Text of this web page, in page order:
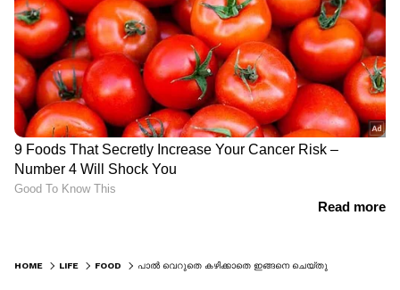
HOME LIFE FOOD